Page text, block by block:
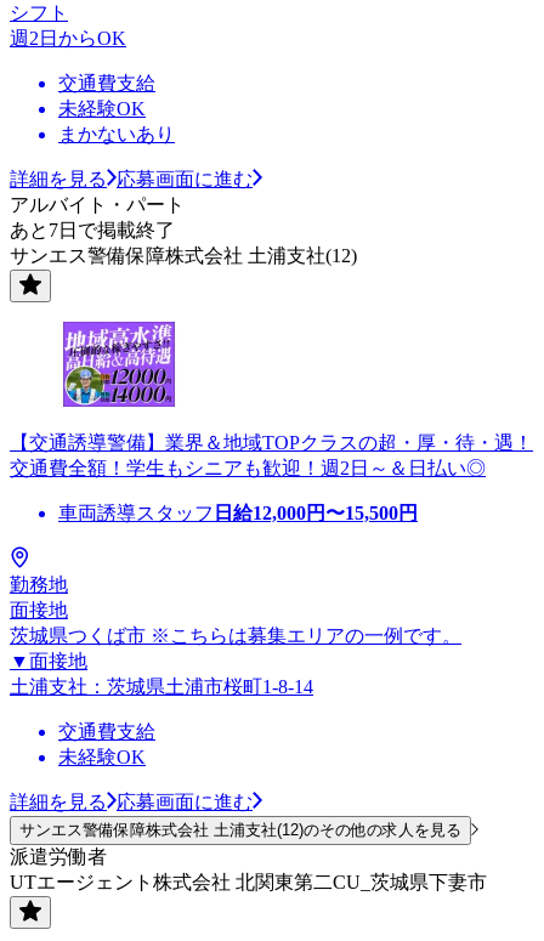
シフト
週2日からOK
交通費支給
未経験OK
まかないあり
詳細を見る
応募画面に進む
アルバイト・パート
あと7日で掲載終了
サンエス警備保障株式会社 土浦支社(12)
【交通誘導警備】業界＆地域TOPクラスの超・厚・待・遇！
交通費全額！学生もシニアも歓迎！週2日～＆日払い◎
車両誘導スタッフ 日給12,000円〜15,500円
勤務地
面接地
茨城県つくば市 ※こちらは募集エリアの一例です。
▼面接地
土浦支社：茨城県土浦市桜町1-8-14
交通費支給
未経験OK
詳細を見る 応募画面に進む
サンエス警備保障株式会社 土浦支社(12)のその他の求人を見る
派遣労働者
UTエージェント株式会社 北関東第二CU_茨城県下妻市